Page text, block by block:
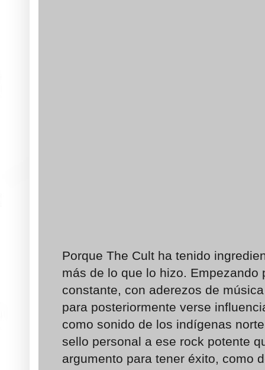
Porque The Cult ha tenido
más de lo que lo hizo. Empezando
constante, con aderezos de
para posteriormente verse
como sonido de los indígenas
sello personal a ese rock potente
argumento para tener éxito, como